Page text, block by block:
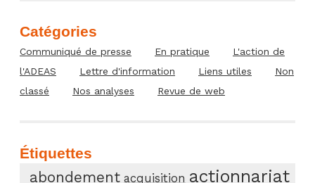
Catégories
Communiqué de presse En pratique
L'action de
l'ADEAS
Lettre d'information Liens utiles
Non
classé
Nos analyses Revue de web
Étiquettes
abondement acquisition actionnariat